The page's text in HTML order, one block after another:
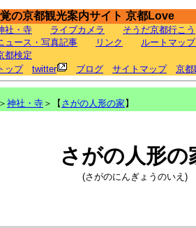
の京都観光案内サイト 京都Love
社・寺 ライブカメラ
そうだ京都行こう
ュース・写真記事 リンク
ルートマッ
都検定
ップ twitter ブログ サイトマップ 京都
＞ 神社・寺 ＞【 さがの人形の家 】
さがの人形の
(さがのにんぎょうのいえ)